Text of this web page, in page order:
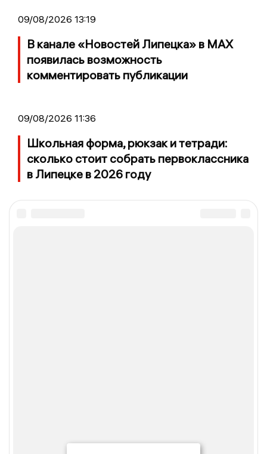
09/08/2026 13:19
В канале «Новостей Липецка» в MAX
появилась возможность
комментировать публикации
09/08/2026 11:36
Школьная форма, рюкзак и тетради:
сколько стоит собрать первоклассника
в Липецке в 2026 году